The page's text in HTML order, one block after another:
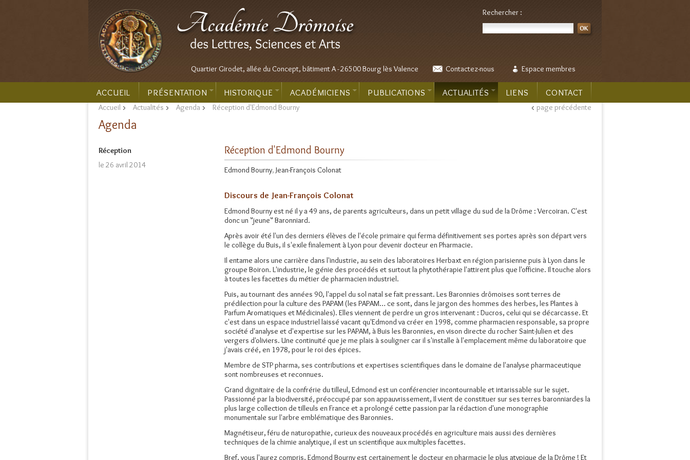
Rechercher :
Quartier Girodet, allée du Concept, bâtiment A - 26500 Bourg lès Valence Contactez-nous Espace membres
ACCUEIL PRÉSENTATION HISTORIQUE ACADÉMICIENS PUBLICATIONS ACTUALITÉS LIENS CONTACT
< page précédente
Accueil > Actualités > Agenda > Réception d'Edmond Bourny
Agenda
Réception
le 26 avril 2014
Réception d'Edmond Bourny
Edmond Bourny, Jean-François Colonat
Discours de Jean-François Colonat
Edmond Bourny est né il y a 49 ans, de parents agriculteurs, dans un petit village du sud de la Drôme : Vercoiran. C'est
donc un "jeune" Baronniard.
Après avoir été l'un des derniers élèves de l'école primaire qui ferma définitivement ses portes après son départ vers
le collège du Buis, il s'exile finalement à Lyon pour devenir docteur en Pharmacie.
Il entame alors une carrière dans l'industrie, au sein des laboratoires Herbaxt en région parisienne puis à Lyon dans le
groupe Boiron. L'industrie, le génie des procédés et surtout la phytothérapie l'attirent plus que l'officine. Il touche alors
à toutes les facettes du métier de pharmacien industriel.
Puis, au tournant des années 90, l'appel du sol natal se fait pressant. Les Baronnies drômoises sont terres de
prédilection pour la culture des PAPAM (les PAPAM… ce sont, dans le jargon des hommes des herbes, les Plantes à
Parfum Aromatiques et Médicinales). Elles viennent de perdre un gros intervenant : Ducros, celui qui se décarcasse. Et
c'est dans un espace industriel laissé vacant qu'Edmond va créer en 1998, comme pharmacien responsable, sa propre
société d'analyse et d'expertise sur les PAPAM, à Buis les Baronnies, en vison directe du rocher Saint-Julien et des
vergers d'oliviers. Une continuité que je me plais à souligner car il s'installe à l'emplacement même du laboratoire que
j'avais créé, en 1978, pour le roi des épices.
Membre de STP pharma, ses contributions et expertises scientifiques dans le domaine de l'analyse pharmaceutique
sont nombreuses et reconnues.
Grand dignitaire de la confrérie du tilleul, Edmond est un conférencier incontournable et intarissable sur le sujet.
Passionné par la biodiversité, préoccupé par son appauvrissement, Il vient de constituer sur ses terres baronniardes la
plus large collection de tilleuls en France et a prolongé cette passion par la rédaction d'une monographie
monumentale sur l'arbre emblématique des Baronnies.
Magnétiseur, féru de naturopathie, curieux des nouveaux procédés en agriculture mais aussi des dernières
techniques de la chimie analytique, il est un scientifique aux multiples facettes.
Bref, vous l'aurez compris, Edmond Bourny est certainement le docteur en pharmacie le plus atypique de la Drôme ! Et